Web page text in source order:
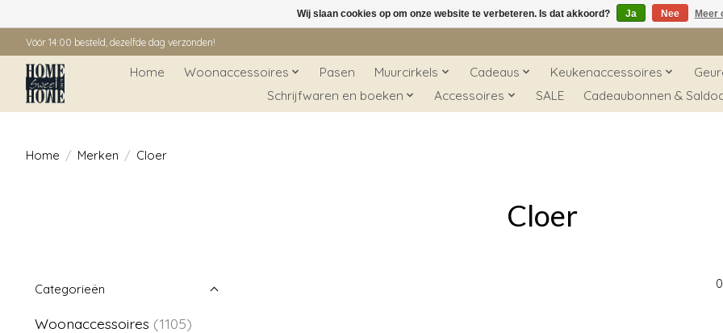
Vóór 14:00 besteld, dezelfde dag verzonden!
Home Woonaccessoires Pasen Muurcirkels Cadeaus Keukenaccessoires
Schrijfwaren en boeken
Accessoires SALE Cadeaubonnen &
Home / Merken / Cloer
Cloer
Categorieën
Woonaccessoires (1105)
Wij slaan cookies op om onze website te verbeteren. Is dat akkoord? Ja Nee Meer